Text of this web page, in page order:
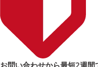
お問い合わせから最短2週間